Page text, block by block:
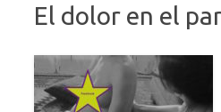
El dolor en el